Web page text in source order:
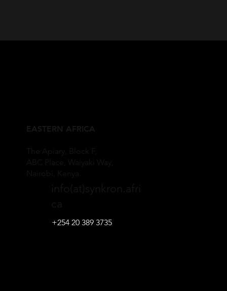
EASTERN AFRICA
The Apiary, Block F,
ABC Place, Waiyaki Way,
info(at)synkron.afri
ca
+254 20 389 3735